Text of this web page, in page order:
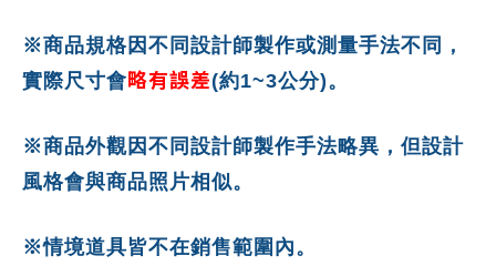
※商品規格因不同設計師製作或測量手法不同，
實際尺寸會略有誤差(約1~3公分)。
※商品外觀因不同設計師製作手法略異，但設計
風格會與商品照片相似。
※情境道具皆不在銷售範圍內。